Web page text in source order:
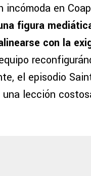
incómoda en
figura
con la
el episodio
una lección